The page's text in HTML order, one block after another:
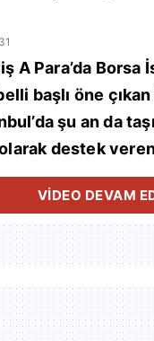
A Para’da Borsa
başlı öne
şu an da
destek
VİDEO DEVAM